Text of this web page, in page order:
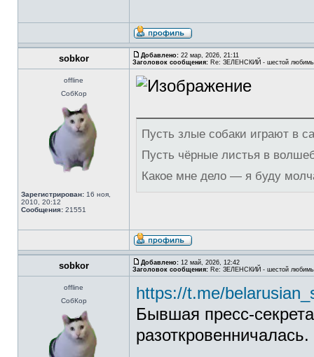
sobkor Добавлено: 22 мар, 2026, 21:11
Заголовок сообщения: Re: ЗЕЛЕНСКИЙ - шестой
offline
СобКор
Зарегистрирован: 16 ноя,
2010, 20:12
Сообщения: 21551
Пусть злые собаки играют в
Пусть чёрные листья в
Какое мне дело — я буду
sobkor Добавлено: 12 май, 2026, 12:42
Заголовок сообщения: Re: ЗЕЛЕНСКИЙ - шестой
offline
СобКор
https://t.me/
Бывшая пресс-
разоткровенничалась.